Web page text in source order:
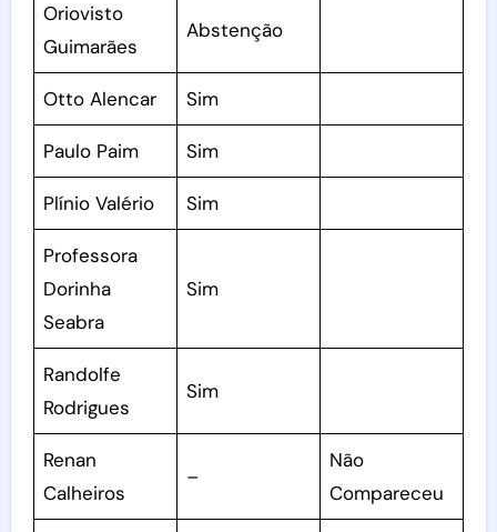
Oriovisto
Guimarães
Abstenção
Otto Alencar Sim
Paulo Paim Sim
Plínio Valério Sim
Professora
Dorinha
Seabra
Sim
Randolfe
Rodrigues
Sim
Renan
Calheiros
–
Não
Compareceu